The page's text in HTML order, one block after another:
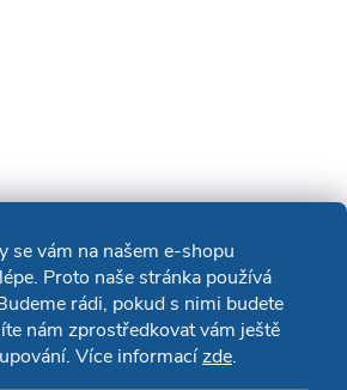
se vám na našem e-shopu
Proto naše stránka používá
rádi, pokud s nimi budete
nám zprostředkovat vám ještě
Více informacízde.